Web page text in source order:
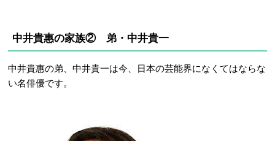
中井貴惠の家族② 弟・中井貴一
中井貴惠の弟、中井貴一は今、日本の芸能界になくてはならな
い名俳優です。